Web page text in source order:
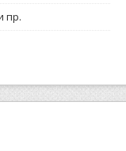
пр.